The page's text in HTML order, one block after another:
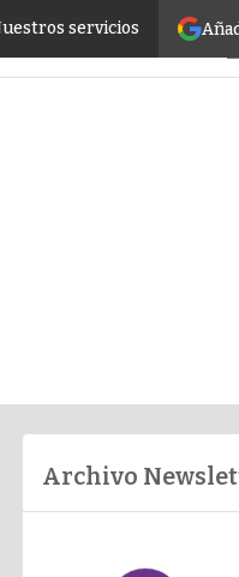
servicios
infrastructure
Archivo